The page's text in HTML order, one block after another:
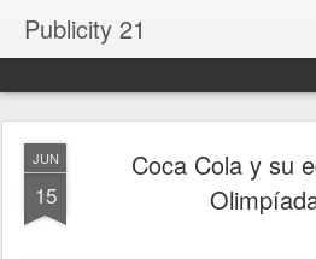
Publicity 21
JUN
15
Coca Cola y su